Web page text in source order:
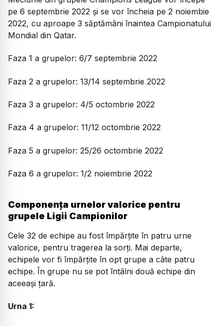
pe 6 septembrie 2022 și se vor încheia pe 2 noiembie
2022, cu aproape 3 săptămâni înaintea Campionatului
Mondial din Qatar.
Faza 1 a grupelor: 6/7 septembrie 2022
Faza 2 a grupelor: 13/14 septembrie 2022
Faza 3 a grupelor: 4/5 octombrie 2022
Faza 4 a grupelor: 11/12 octombrie 2022
Faza 5 a grupelor: 25/26 octombrie 2022
Faza 6 a grupelor: 1/2 noiembrie 2022
Componența urnelor valorice pentru
grupele Ligii Campionilor
Cele 32 de echipe au fost împărțite în patru urne
valorice, pentru tragerea la sorți. Mai departe,
echipele vor fi împărțite în opt grupe a câte patru
echipe. În grupe nu se pot întâlni două echipe din
aceeași țară.
Urna 1: